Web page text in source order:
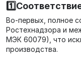
Во-первых, полное
Ростехнадзора и
МЭК 60079), что
производства.